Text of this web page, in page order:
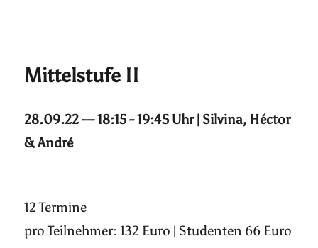
Mittelstufe II
28.09.22 — 18:15 - 19:45 Uhr | Silvina, Héctor
& André
12 Termine
pro Teilnehmer: 132 Euro | Studenten 66 Euro